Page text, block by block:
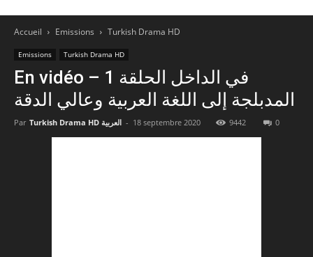
Accueil Emissions Turkish Drama HD
Emissions Turkish Drama HD
En vidéo – في الداخل الحلقة 1
المدبلجة إلى اللغة العربية وعالي الدقة
Par Turkish Drama HD العربية - 18 septembre 2020 9442 0